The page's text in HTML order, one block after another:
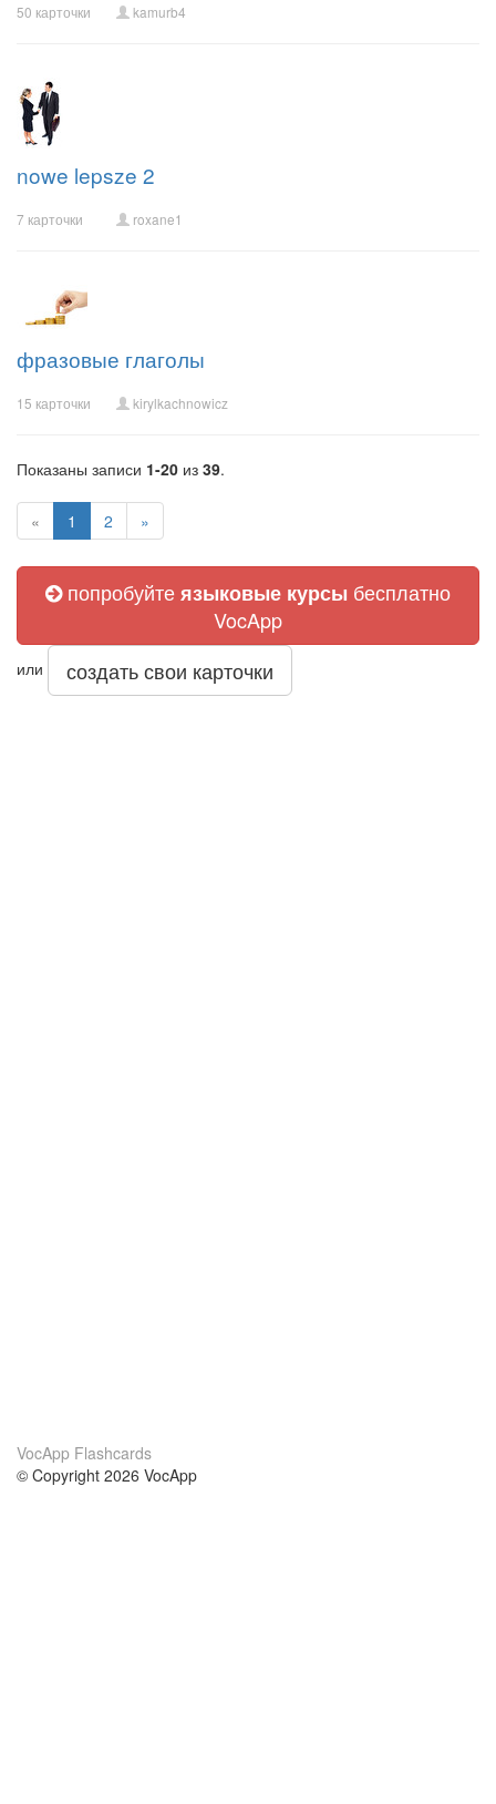
50 карточки kamurb4
nowe lepsze 2
7 карточки roxane1
фразовые глаголы
15 карточки kirylkachnowicz
Показаны записи 1-20 из 39.
« 1 2 »
попробуйтеязыковые курсы бесплатно
VocApp
или создать свои карточки
VocApp Flashcards
© Copyright 2026 VocApp